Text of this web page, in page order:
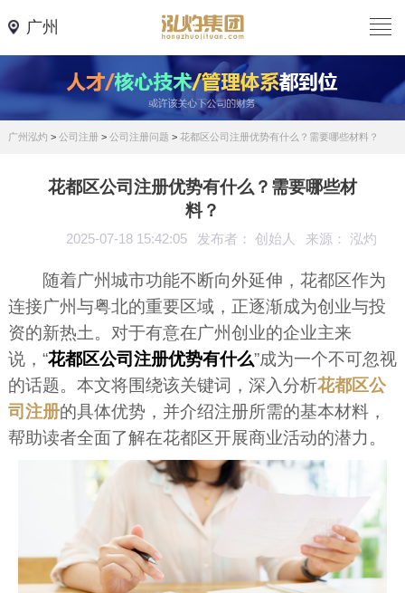
广州
广州泓灼 > 公司注册> 公司注册问题 > 花都区公司注册优势有什么？需要哪些材料？
花都区公司注册优势有什么？需要哪些材
料？
2025-07-18 15:42:05 发布者： 创始人 来源： 泓灼
随着广州城市功能不断向外延伸，花都区作为
连接广州与粤北的重要区域，正逐渐成为创业与投
资的新热土。对于有意在广州创业的企业主来
说，“花都区公司注册优势有什么”成为一个不可忽视
的话题。本文将围绕该关键词，深入分析花都区公
司注册的具体优势，并介绍注册所需的基本材料，
帮助读者全面了解在花都区开展商业活动的潜力。